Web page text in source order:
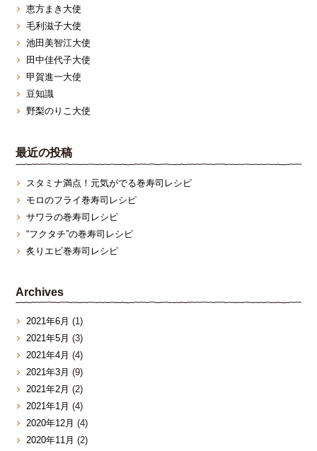
恵方まき大使
毛利滋子大使
池田美智江大使
田中佳代子大使
甲賀進一大使
豆知識
野梨のりこ大使
最近の投稿
スタミナ満点！元気がでる巻寿司レシピ
モロのフライ巻寿司レシピ
サワラの巻寿司レシピ
“フクタチ”の巻寿司レシピ
炙りエビ巻寿司レシピ
Archives
2021年6月 (1)
2021年5月 (3)
2021年4月 (4)
2021年3月 (9)
2021年2月 (2)
2021年1月 (4)
2020年12月 (4)
2020年11月 (2)